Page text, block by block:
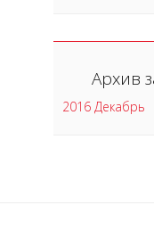
Архив
2016 Декабрь